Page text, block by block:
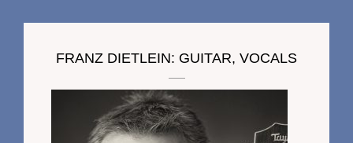
FRANZ DIETLEIN: GUITAR, VOCALS